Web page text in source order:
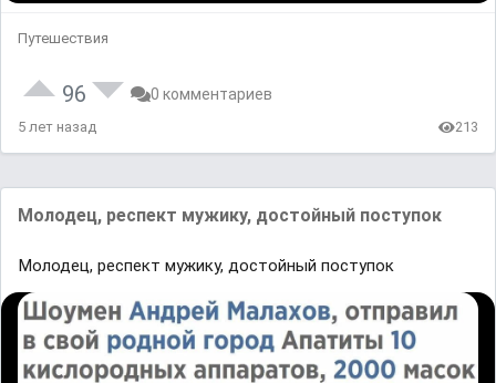
Путешествия
96 0 комментариев
5 лет назад 213
Молодец, респект мужику, достойный поступок
Молодец, респект мужику, достойный поступок